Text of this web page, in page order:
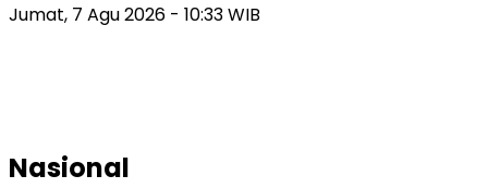
Jumat, 7 Agu 2026 - 10:33 WIB
Nasional